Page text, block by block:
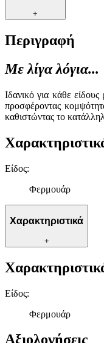
+
Περιγραφή
Με λίγα λόγια...
Ιδανικό για κάθε
προσφέροντας
καθιστώντας το
Είδος:
Φερμουάρ
Χαρακτηριστικά
+
Είδος:
Φερμουάρ
Αξιολογήσεις